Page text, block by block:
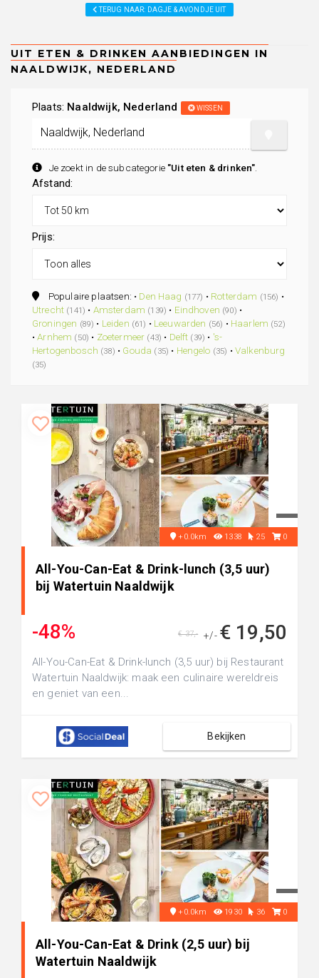
TERUG NAAR: DAGJE & AVONDJE UIT
Plaats: Naaldwijk, Nederland WISSEN
Je zoekt in de subcategorie "Uit eten & drinken"
Afstand:
Prijs:
Populaire plaatsen: • Den Haag (177) • Rotterdam (156) •
Utrecht (141) • Amsterdam (139) • Eindhoven (90) •
Groningen (89) • Leiden (61) • Leeuwarden (56) • Haarlem (52)
•Arnhem (50) • Zoetermeer (43) • Delft (39) • 's-
Hertogenbosch (38) • Gouda (35) • Hengelo (35) • Valkenburg
(35)
+0.0km 1338 25 0
All-You-Can-Eat & Drink-lunch (3,5 uur)
bij Watertuin Naaldwijk
-48% +/- € 19,50
€ 37,-
All-You-Can-Eat & Drink-lunch (3,5 uur) bij Restaurant
Watertuin Naaldwijk: maak een culinaire wereldreis
en geniet van een...
Bekijken
+0.0km 1930 36 0
All-You-Can-Eat & Drink (2,5 uur) bij
Watertuin Naaldwijk